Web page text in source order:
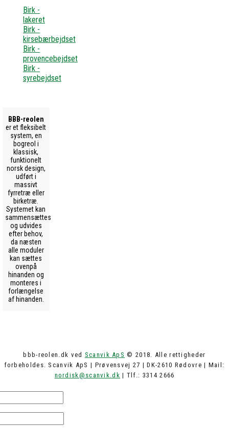
Birk -
lakeret
Birk -
kirsebærbejdset
Birk -
provencebejdset
Birk -
syrebejdset
BBB-reolen
er et fleksibelt
system, en
bogreol i
klassisk,
funktionelt
norsk design,
udført i
massivt
fyrretræ eller
birketræ.
Systemet kan
sammensættes
og udvides
efter behov,
da næsten
alle moduler
kan sættes
ovenpå
hinanden og
monteres i
forlængelse
af hinanden.
bbb-reolen.dk ved Scanvik ApS © 2018. Alle rettigheder
forbeholdes. Scanvik ApS | Prøvensvej 27 | DK-2610 Rødovre | Mail:
nordisk@scanvik.dk | Tlf.: 3314 2666